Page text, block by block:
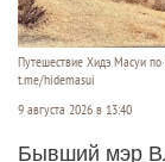
Путешествие Хидэ Масуи по
t.me/hidemasui
9 августа 2026 в 13:40
Бывший мэр